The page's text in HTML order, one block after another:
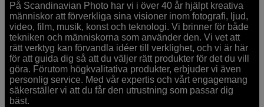
På Scandinavian Photo har vi i över 40 år hjälpt kreativa
människor att förverkliga sina visioner inom fotografi, ljud,
video, film, musik, konst och teknologi. Vi brinner för både
tekniken och människorna som använder den. Vi vet att
rätt verktyg kan förvandla idéer till verklighet, och vi är här
för att guida dig så att du väljer rätt produkter för det du vill
göra. Förutom högkvalitativa produkter, erbjuder vi även
personlig service. Med vår expertis och vårt engagemang
säkerställer vi att du får den utrustning som passar dig
bäst.